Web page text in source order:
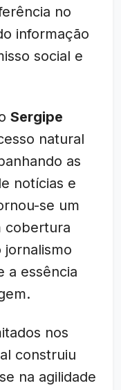
no
informação
social e
Sergipe
natural
as
notícias e
se um
cobertura
jornalismo
a essência
nos
construiu
na agilidade